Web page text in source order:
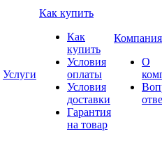
Услуги
Как купить
Как
купить
Условия
оплаты
Условия
доставки
Гарантия
на товар
Компания
О